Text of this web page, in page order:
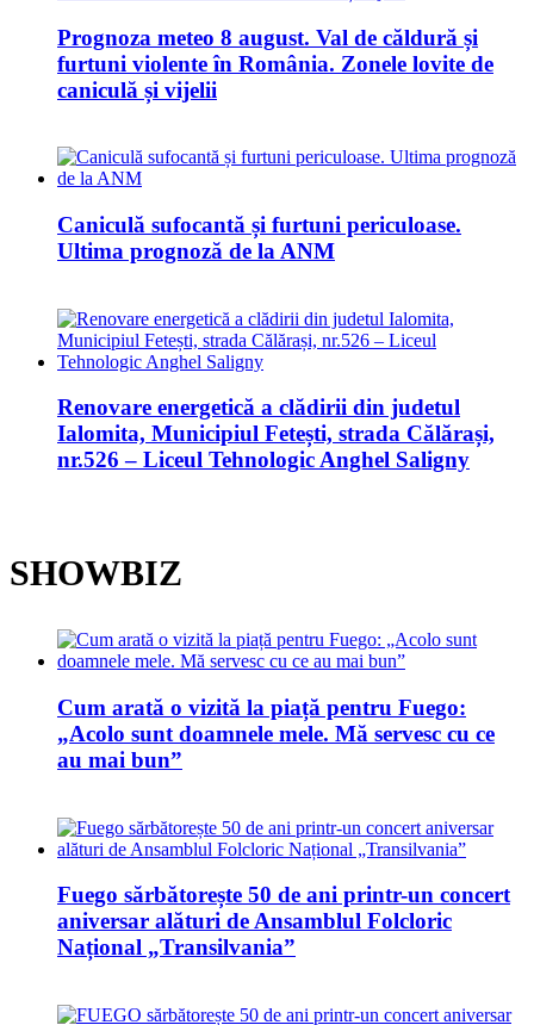
Prognoza meteo 8 august. Val de căldură și
furtuni violente în România. Zonele lovite de
caniculă și vijelii
Caniculă sufocantă și furtuni periculoase.
Ultima prognoză de la ANM
Renovare energetică a clădirii din judetul
Ialomita, Municipiul Fetești, strada Călărași,
nr.526 – Liceul Tehnologic Anghel Saligny
SHOWBIZ
Cum arată o vizită la piață pentru Fuego:
„Acolo sunt doamnele mele. Mă servesc cu ce
au mai bun”
Fuego sărbătorește 50 de ani printr-un concert
aniversar alături de Ansamblul Folcloric
Național „Transilvania”